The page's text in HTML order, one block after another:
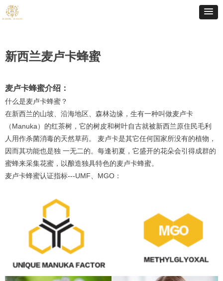
新西兰麦卢卡蜂蜜
麦卢卡蜂蜜介绍：
什么是麦卢卡蜂蜜？
在新西兰的山坡、沿海地区、森林边缘，生有一种叫做麦卢卡
（Manuka）的红茶树，它的树皮和树叶自古就被新西兰原住民毛利
人用作杀菌消毒的天然草药。 麦卢卡是其它任何国家所没有的植物，
因而其功能也是独 一无二的。每逢初夏，它盛开的花朵会引得成群的
蜜蜂来采集花蜜，以酿造独具特色的麦卢卡蜂蜜。
麦卢卡蜂蜜认证指标---UMF、MGO：